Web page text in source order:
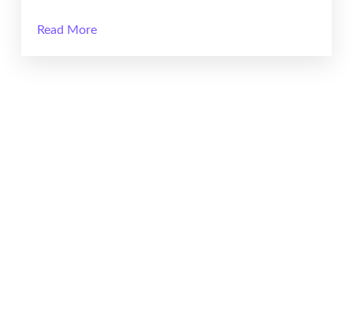
Read More